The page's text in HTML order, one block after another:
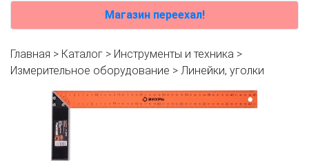
Магазин переехал!
Главная > Каталог > Инструменты и техника >
Измерительное оборудование > Линейки, уголки